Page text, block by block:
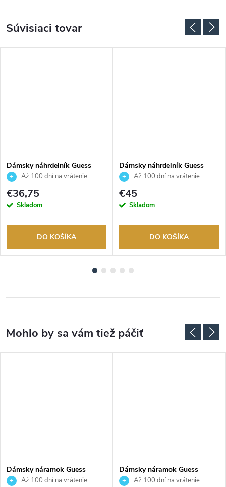
Súvisiaci tovar
Dámsky náhrdelník Guess
JUBN06043JWRHT
Až 100 dní na vrátenie
tovaru. Autorizovaný predajca.
€36,75
Skladom
DO KOŠÍKA
Dámsky náhrdelník Guess
JUBN03241JWYGT
Až 100 dní na vrátenie
tovaru. Autorizovaný predajca.
€45
Skladom
DO KOŠÍKA
Dámsky náramok Guess
JUBB04144JWRHS
Až 100 dní na vrátenie
Dámsky náramok Guess
JUBB04557JWRHS
Až 100 dní na vrátenie